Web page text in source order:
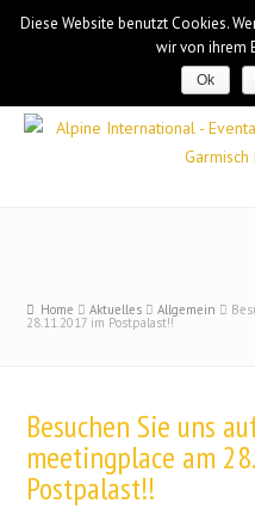
Home Aktuelles Allgemein
28.11.2017 im Postpalast!!
Besuchen Sie uns
meetingplace am
Postpalast!!
Diese Website benutzt Cookies.
wir von ihrem
Ok